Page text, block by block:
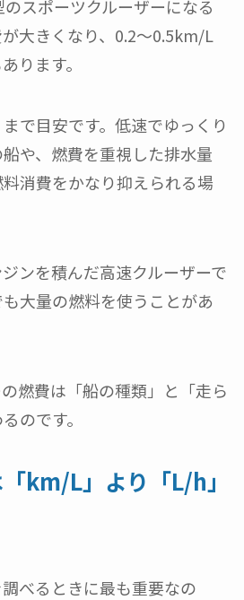
スポーツクルーザーになる
大きくなり、0.2〜0.5km/L
ります。
で目安です。低速でゆっくり
や、燃費を重視した排水量
消費をかなり抑えられる場
ンを積んだ高速クルーザーで
大量の燃料を使うことがあ
燃費は「船の種類」と「走ら
のです。
km/L」より「L/h」
べるときに最も重要なの